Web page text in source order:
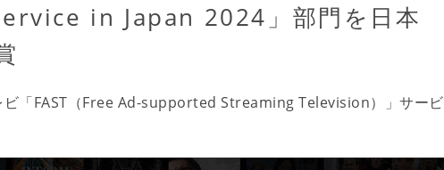
in Japan 2024」部門を日本
ビ「FAST（Free Ad-supported Streaming Television）」サービ